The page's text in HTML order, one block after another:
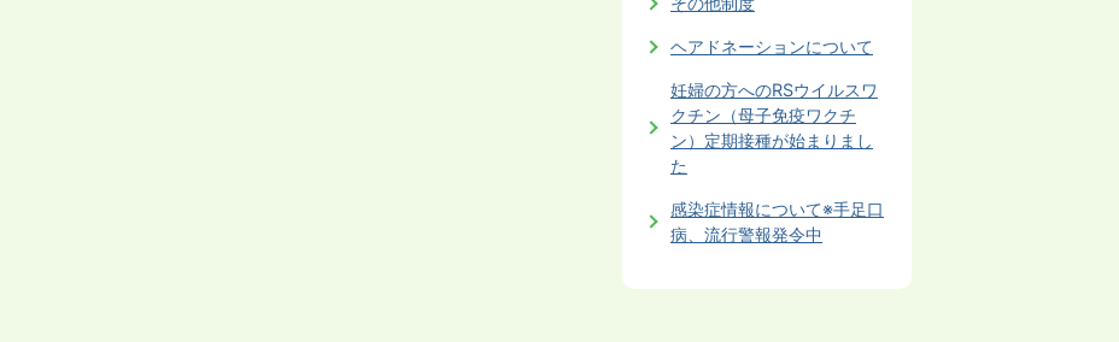
ヘアドネーションについて
妊婦の方へのRSウイルスワ
クチン（母子免疫ワクチ
ン）定期接種が始まりまし
た
感染症情報について※手足口
病、流行警報発令中